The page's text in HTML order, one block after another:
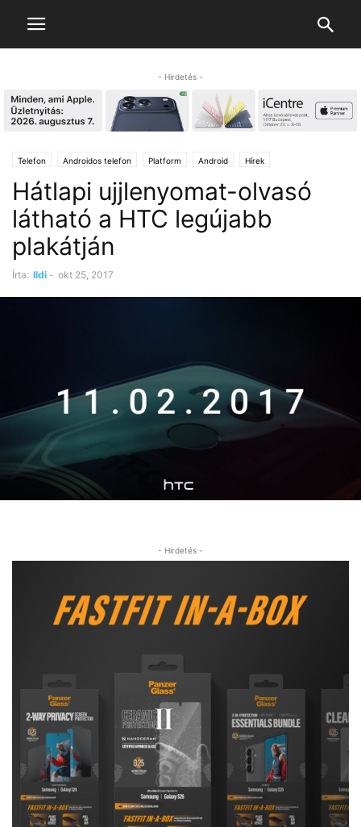
- Hirdetés -
Telefon Androidos telefon Platform Android Hírek
Hátlapi ujjlenyomat-olvasó
látható a HTC legújabb
plakátján
Írta: Ildi - okt 25, 2017
- Hirdetés -